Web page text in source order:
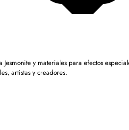
Jesmonite y materiales para efectos
artistas y creadores.